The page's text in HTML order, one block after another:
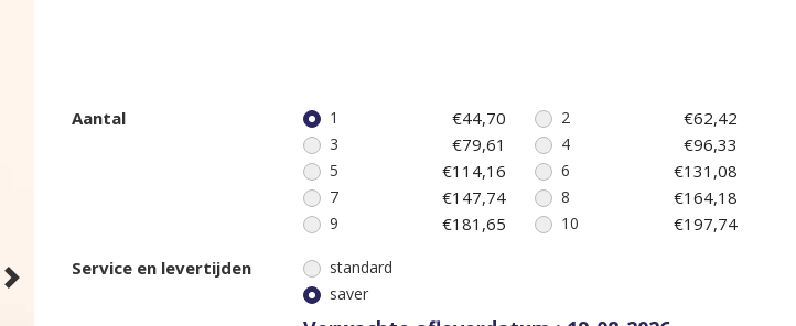
Aantal 1 €44,70 2 €62,42
3 €79,61 4 €96,33
5 €114,16 6 €131,08
7 €147,74 8 €164,18
9 €181,65 10
€197,74
Service en levertijden
standard
saver